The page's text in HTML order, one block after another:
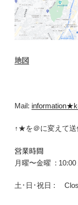
地図
Mail:
↑★を＠に変えて送
営業時間
月曜〜金曜 :
土･日･祝日 :